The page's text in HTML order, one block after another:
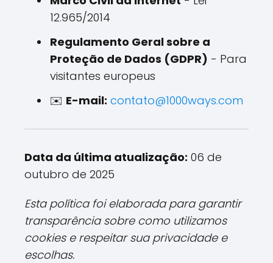
12.965/2014
Regulamento Geral sobre a
Proteção de Dados (GDPR) - Para
visitantes europeus
✉️ E-mail: contato@1000ways.com
Data da última atualização: 06 de
outubro de 2025
Esta política foi elaborada para garantir
transparência sobre como utilizamos
cookies e respeitar sua privacidade e
escolhas.